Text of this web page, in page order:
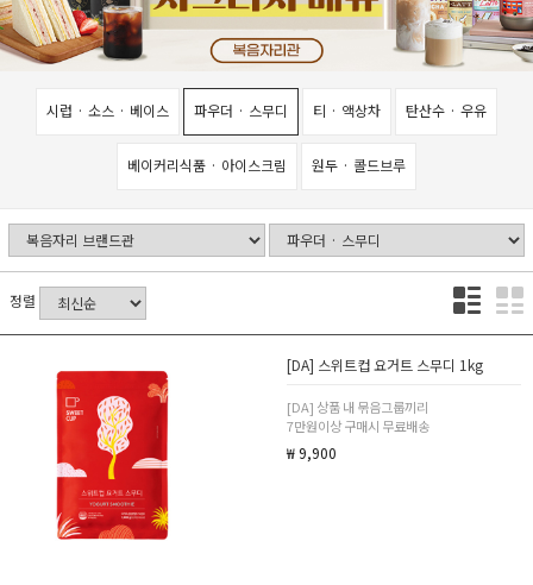
시럽 · 소스 · 베이스 파우더 · 스무디 티 · 액상차 탄산수 · 우유
베이커리식품 · 아이스크림 원두 · 콜드브루
정렬
[DA] 스위트컵 요거트 스무디 1kg
[DA] 상품 내 묶음그룹끼리
7만원이상 구매시 무료배송
₩ 9,900